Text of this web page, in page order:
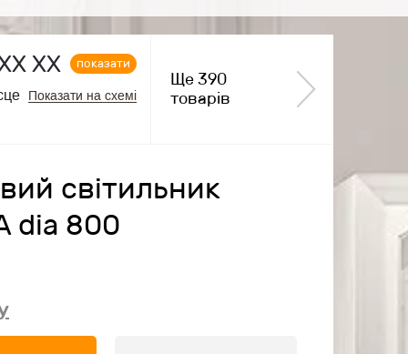
ХХ показати
Показати на схемі
Ще 390
товарів
світильник
dia 800